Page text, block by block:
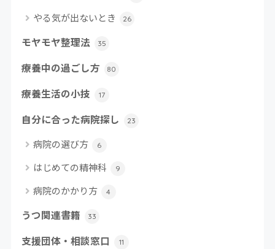
やる気が出ないとき 26
モヤモヤ整理法 35
療養中の過ごし方 80
療養生活の小技 17
自分に合った病院探し 23
病院の選び方 6
はじめての精神科 9
病院のかかり方 4
うつ関連書籍 33
支援団体・相談窓口 11